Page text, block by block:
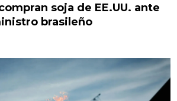
soja de EE.UU. ante
brasileño